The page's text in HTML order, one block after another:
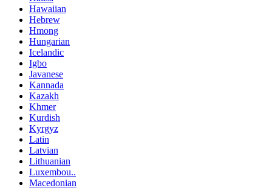
Hawaiian
Hebrew
Hmong
Hungarian
Icelandic
Igbo
Javanese
Kannada
Kazakh
Khmer
Kurdish
Kyrgyz
Latin
Latvian
Lithuanian
Luxembou..
Macedonian